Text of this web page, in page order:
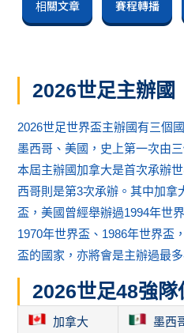
相關文章 賽程轉播
2026世足主辦國
2026世足世界盃主辦國有三個
墨西哥、美國，史上第一次由
本屆主辦國加拿大是首次承辦
西哥則是第3次承辦。其中加拿
盃，美國曾經舉辦過1994年世
1970年世界盃、1986年世界盃
盃的國家，亦將會是主辦過最
2026世足48強隊
加拿大 墨西